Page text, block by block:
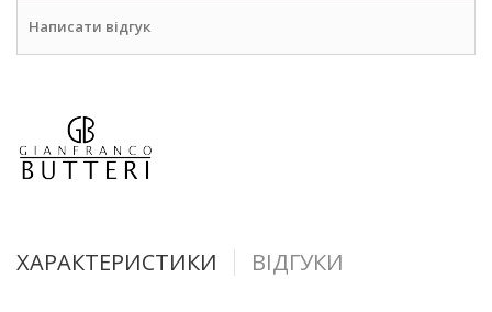
Написати відгук
ХАРАКТЕРИСТИКИ ВІДГУКИ